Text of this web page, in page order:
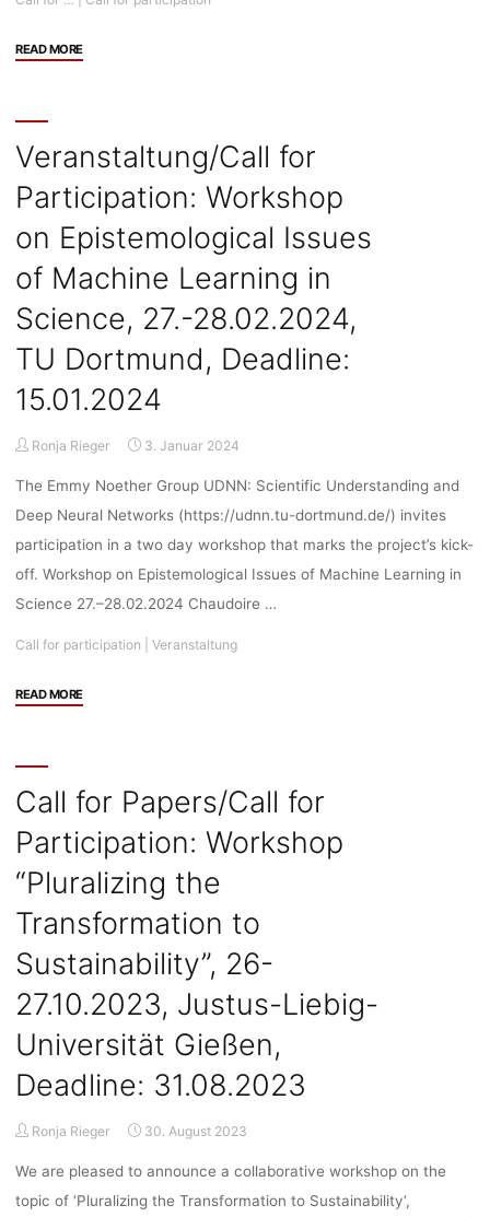
READ MORE"Call
measures
of
epistemic
change
–
theoretical
foundations
and
validation,
Workshop
of
workshops,
11.-12.04.2024,
10.-11.04.2025,
TU
Berlin,
31.01.2024"
Veranstaltung/Call for
Participation: Workshop
on Epistemological Issues
of Machine Learning in
Science, 27.-28.02.2024,
TU Dortmund, Deadline:
15.01.2024
Ronja Rieger 3. Januar 2024
The Emmy Noether Group UDNN: Scientific Understanding and
Deep Neural Networks (https://udnn.tu-dortmund.de/) invites
participation in a two day workshop that marks the project’s kick-
off. Workshop on Epistemological Issues of Machine Learning in
Science 27.–28.02.2024 Chaudoire …
Call for participation Veranstaltung
READ MORE"Veranstaltung/Call
on
Epistemological
Issues
Machine
Learning
in
Science,
TU
Deadline:
15.01.2024"
Call for Papers/Call for
Participation: Workshop
“Pluralizing the
Transformation to
Sustainability”, 26-
27.10.2023, Justus-Liebig-
Universität Gießen,
Deadline: 31.08.2023
Ronja Rieger 30. August 2023
We are pleased to announce a collaborative workshop on the
topic of ‘Pluralizing the Transformation to Sustainability‘,